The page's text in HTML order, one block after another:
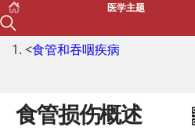
医学主题
<食管和吞咽疾病
食管损伤概述